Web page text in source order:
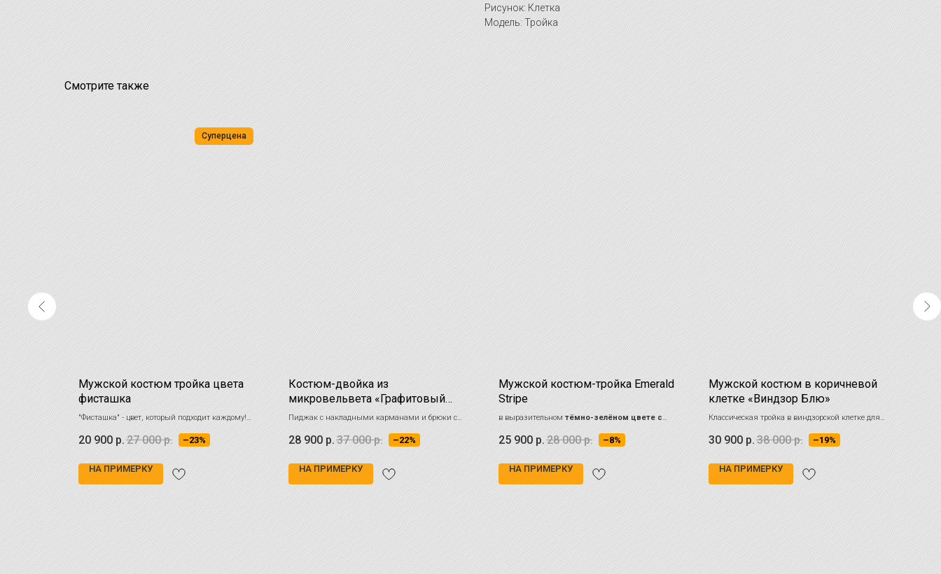
Рисунок: Клетка
Модель: Тройка
Смотрите также
ХИТ
Ваш
решением
Суперцена
Мужской костюм тройка цвета
фисташка
"Фисташка" - цвет, который подходит каждому!
Создайте стильный образ для свадеб и особых
событий.
20 900 р. 27 000 р. –23%
НА ПРИМЕРКУ
Костюм-двойка из
микровельвета «Графитовый
шоколад»
Пиджак с накладными карманами и брюки с
боковыми аджастерами
28 900 р. 37 000 р. –22%
НА ПРИМЕРКУ
Мужской костюм-тройка Emerald
Stripe
в выразительном тёмно-зелёном цвете с
тонкой вертикальной полоской
25 900 р. 28 000 р. –8%
НА ПРИМЕРКУ
Мужской костюм в коричневой
клетке «Виндзор Блю»
Классическая тройка в виндзорской клетке для
деловых встреч и торжеств
30 900 р. 38 000 р. –19%
НА ПРИМЕРКУ
штрих
25